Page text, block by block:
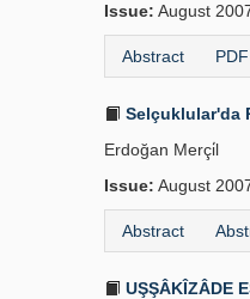
Issue: August
Abstract PDF
Selçuklular'da
Erdoğan Merçi̇l
Issue: August
Abstract
UŞŞÂKÎZÂDE